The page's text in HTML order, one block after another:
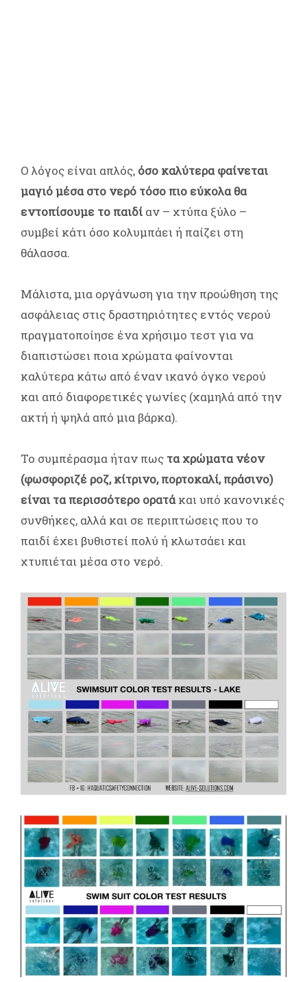
Ο λόγος είναι απλός, όσο καλύτερα φαίνεται
μαγιό μέσα στο νερό τόσο πιο εύκολα θα
εντοπίσουμε το παιδί αν – χτύπα ξύλο –
συμβεί κάτι όσο κολυμπάει ή παίζει στη
θάλασσα.
Μάλιστα, μια οργάνωση για την προώθηση της
ασφάλειας στις δραστηριότητες εντός νερού
πραγματοποίησε ένα χρήσιμο τεστ για να
διαπιστώσει ποια χρώματα φαίνονται
καλύτερα κάτω από έναν ικανό όγκο νερού
και από διαφορετικές γωνίες (χαμηλά από την
ακτή ή ψηλά από μια βάρκα).
Το συμπέρασμα ήταν πως τα χρώματα νέον
(φωσφοριζέ ροζ, κίτρινο, πορτοκαλί, πράσινο)
είναι τα περισσότερο ορατάκαι υπό κανονικές
συνθήκες, αλλά και σε περιπτώσεις που το
παιδί έχει βυθιστεί πολύ ή κλωτσάει και
χτυπιέται μέσα στο νερό.